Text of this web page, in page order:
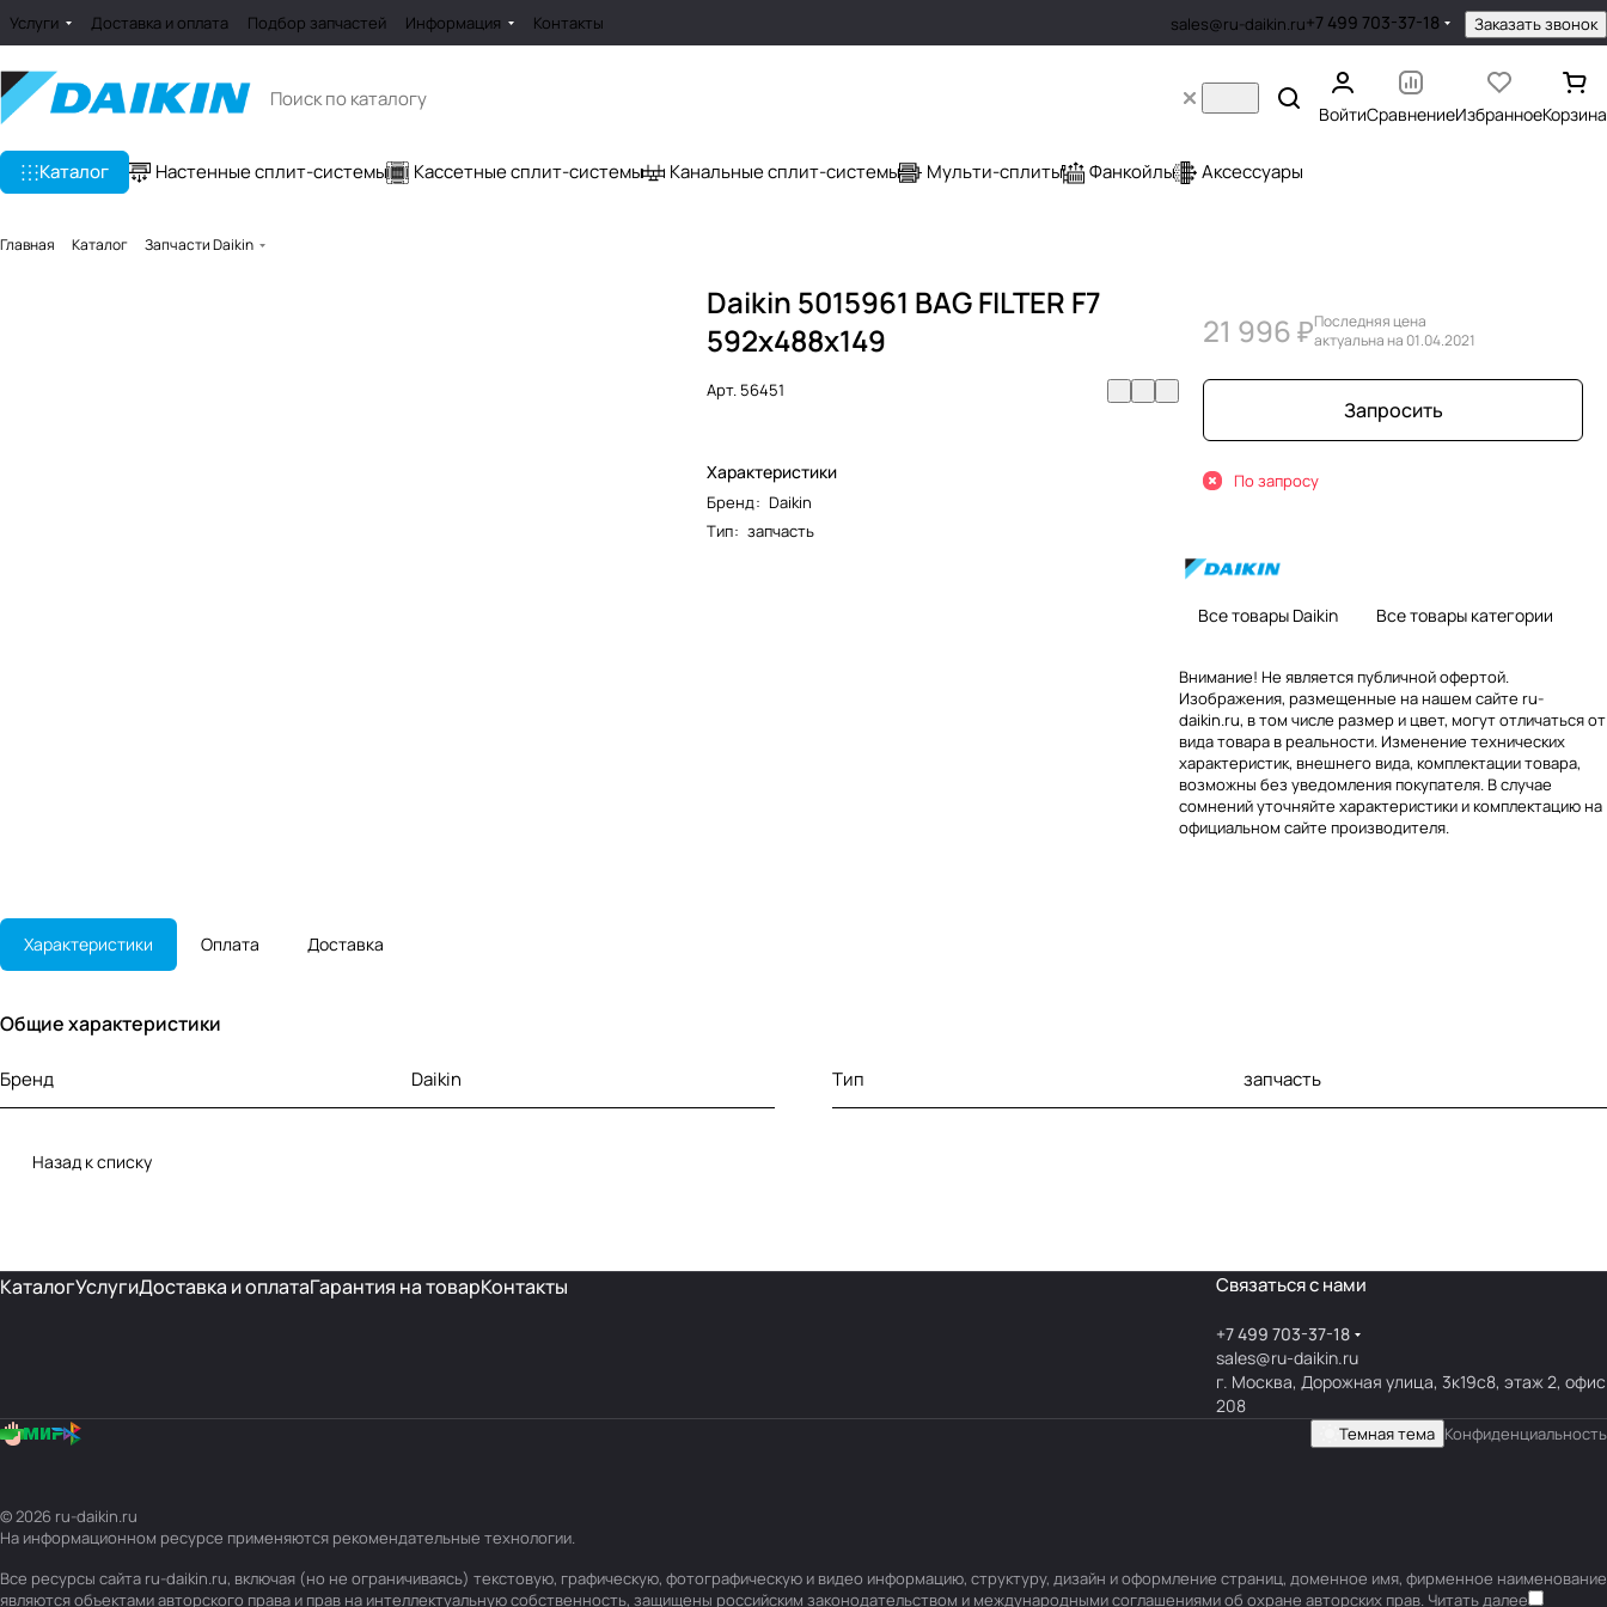
Услуги Доставка и оплата Подбор запчастей Информация Контакты sales@ru-daikin.ru+7 499 703-37-18 Заказать звонок
ВойтиСравнениеИзбранноеКорзина
Каталог Настенные сплит-системы Кассетные сплит-системы Канальные сплит-системы Мульти-сплиты Фанкойлы Аксессуары
Главная Каталог Запчасти Daikin
Daikin 5015961 BAG FILTER F7
592x488x149
Арт. 56451
Характеристики
Бренд: Daikin
Тип: запчасть
21 996 ₽Последняя цена
актуальна на 01.04.2021
Запросить
По запросу
Все товары Daikin Все товары категории
Внимание! Не является публичной офертой.
Изображения, размещенные на нашем сайте ru-
daikin.ru, в том числе размер и цвет, могут отличаться от
вида товара в реальности. Изменение технических
характеристик, внешнего вида, комплектации товара,
возможны без уведомления покупателя. В случае
сомнений уточняйте характеристики и комплектацию на
официальном сайте производителя.
Характеристики Оплата Доставка
Общие характеристики
Бренд Daikin Тип запчасть
Назад к списку
КаталогУслугиДоставка и оплатаГарантия на товарКонтакты Связаться с нами
+7 499 703-37-18
sales@ru-daikin.ru
г. Москва, Дорожная улица, 3к19с8, этаж 2, офис
208
Темная тема Конфиденциальность
© 2026 ru-daikin.ru
На информационном ресурсе применяются рекомендательные технологии.
Все ресурсы сайта ru-daikin.ru, включая (но не ограничиваясь) текстовую, графическую, фотографическую и видео информацию, структуру, дизайн и оформление страниц, доменное имя, фирменное наименование
являются объектами авторского права и прав на интеллектуальную собственность, защищены российским законодательством и международными соглашениями об охране авторских прав. Читать далее